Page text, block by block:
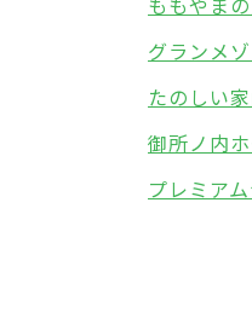
グランメ
たのしい
御所ノ内
プレミア